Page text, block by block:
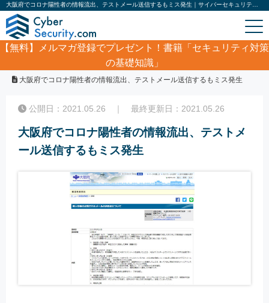
【無料】
メルマガ登録でプレゼント！書籍「セキュリティ対策
の基礎知識」
サイバーセキュリティ・情報漏洩ニュース
大阪府でコロナ陽性者の情報流出、テストメール送信するもミス発生
公開日：2021.05.26 ｜ 最終更新日：2021.05.26
大阪府でコロナ陽性者の情報流出、テストメ
ール送信するもミス発生